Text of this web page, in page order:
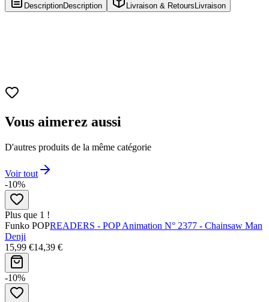
DescriptionDescription Livraison & Retours Livraison
Vous aimerez aussi
D'autres produits de la même catégorie
Voir tout
-10%
Plus que 1 !
Funko POPREADERS - POP Animation N° 2377 - Chainsaw Man
Denji
15,99 €14,39 €
-10%